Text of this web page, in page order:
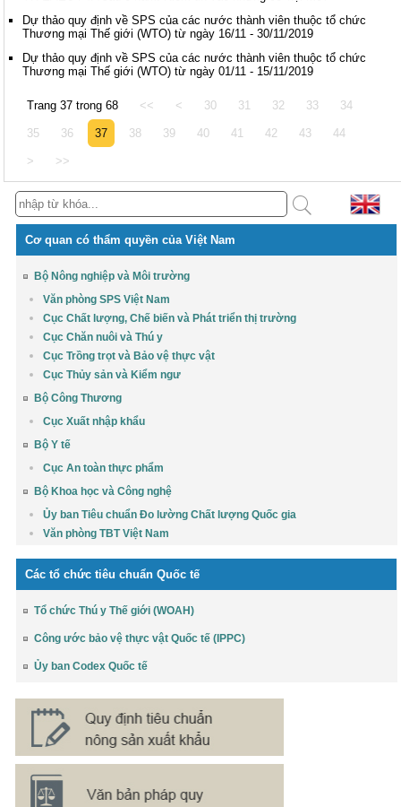
Dự thảo quy định về SPS của các nước thành viên thuộc tổ chức
Thương mại Thế giới (WTO) từ ngày 16/11 - 30/11/2019
Dự thảo quy định về SPS của các nước thành viên thuộc tổ chức
Thương mại Thế giới (WTO) từ ngày 01/11 - 15/11/2019
Trang 37 trong 68 << < 30 31 32 33 34
35 36 37 38 39 40 41 42 43 44
> >>
Cơ quan có thẩm quyền của Việt Nam
Bộ Nông nghiệp và Môi trường
Văn phòng SPS Việt Nam
Cục Chất lượng, Chế biến và Phát triển thị trường
Cục Chăn nuôi và Thú y
Cục Trồng trọt và Bảo vệ thực vật
Cục Thủy sản và Kiểm ngư
Bộ Công Thương
Cục Xuất nhập khẩu
Bộ Y tế
Cục An toàn thực phẩm
Bộ Khoa học và Công nghệ
Ủy ban Tiêu chuẩn Đo lường Chất lượng Quốc gia
Văn phòng TBT Việt Nam
Các tổ chức tiêu chuẩn Quốc tế
Tổ chức Thú y Thế giới (WOAH)
Công ước bảo vệ thực vật Quốc tế (IPPC)
Ủy ban Codex Quốc tế